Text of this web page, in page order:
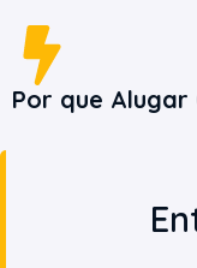
Por que Alugar